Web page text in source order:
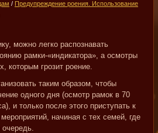
/ Предупреждение роения. Использование
можно легко распознавать
рамки-«индикатора», а осмотры
которым грозит роение.
таким образом, чтобы
одного дня (осмотр рамок в 70
и только после этого приступать к
начиная с тех семей, где